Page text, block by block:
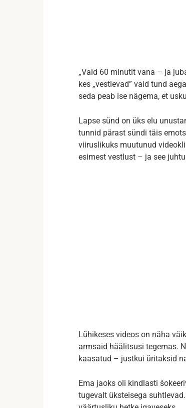
„Vaid 60 minutit vana – ja
kes „vestlevad” vaid tund
seda peab ise nägema, et
Lapse sünd on üks elu
tunnid pärast sündi täis
viiruslikuks muutunud
esimest vestlust – ja see
Lühikeses videos on näha
armsaid häälitsusi tegemas.
kaasatud – justkui üritaksid
Ema jaoks oli kindlasti
tugevalt üksteisega